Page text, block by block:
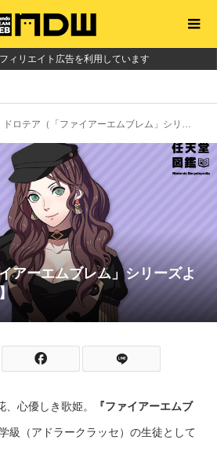
ィリエイト広告を利用しています
ドロテア（「ファイアーエムブレム」シリーズより）【任天堂図鑑】
アーエムブレム」シリーズよ
心優しき歌姫。 『ファイアーエムブ
級（アドラークラッセ）の生徒として